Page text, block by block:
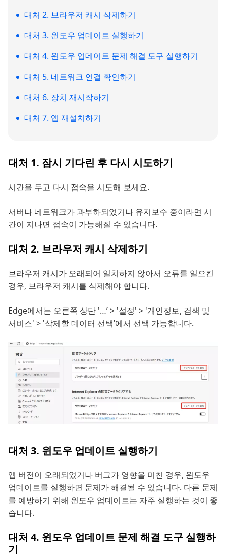
대처 2. 브라우저 캐시 삭제하기
대처 3. 윈도우 업데이트 실행하기
대처 4. 윈도우 업데이트 문제 해결 도구 실행하기
대처 5. 네트워크 연결 확인하기
대처 6. 장치 재시작하기
대처 7. 앱 재설치하기
대처 1. 잠시 기다린 후 다시 시도하기
시간을 두고 다시 접속을 시도해 보세요.
서버나 네트워크가 과부하되었거나 유지보수 중이라면 시
간이 지나면 접속이 가능해질 수 있습니다.
대처 2. 브라우저 캐시 삭제하기
브라우저 캐시가 오래되어 일치하지 않아서 오류를 일으킨
경우, 브라우저 캐시를 삭제해야 합니다.
Edge에서는 오른쪽 상단 '…’ > '설정' > '개인정보, 검색 및
서비스' > '삭제할 데이터 선택’에서 선택 가능합니다.
대처 3. 윈도우 업데이트 실행하기
앱 버전이 오래되었거나 버그가 영향을 미친 경우, 윈도우
업데이트를 실행하면 문제가 해결될 수 있습니다. 다른 문제
를 예방하기 위해 윈도우 업데이트는 자주 실행하는 것이 좋
습니다.
대처 4. 윈도우 업데이트 문제 해결 도구 실행하
기